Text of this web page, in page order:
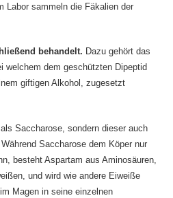
Labor sammeln die Fäkalien der
behandelt. Dazu gehört das
welchem dem geschützten Dipeptid
giftigen Alkohol, zugesetzt
Saccharose, sondern dieser auch
Saccharose dem Köper nur
besteht Aspartam aus Aminosäuren,
und wird wie andere Eiweiße
Magen in seine einzelnen